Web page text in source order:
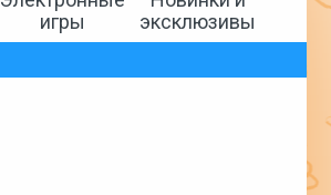
игры
эксклюзивы